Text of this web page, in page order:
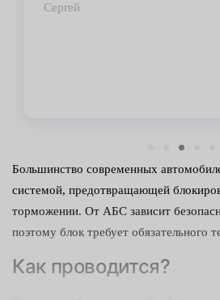
Сергей
Большинство современных
системой, предотвращающей
торможении. От АБС зависит
поэтому блок требует обязательного
Как проводится?